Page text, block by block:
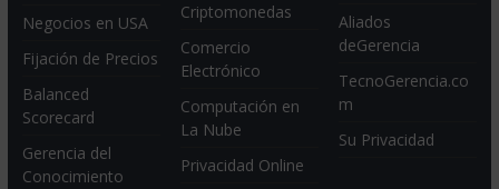
Negocios en USA
Fijación de Precios
Balanced
Scorecard
Gerencia del
Conocimiento
Criptomonedas
Comercio
Electrónico
Computación en
La Nube
Privacidad Online
Aliados
deGerencia
TecnoGerencia.co
m
Su Privacidad